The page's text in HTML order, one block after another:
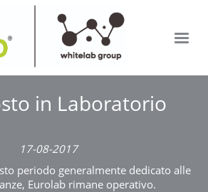
in Laboratorio
17-08-2017
periodo generalmente dedicato alle
Eurolab rimane operativo.